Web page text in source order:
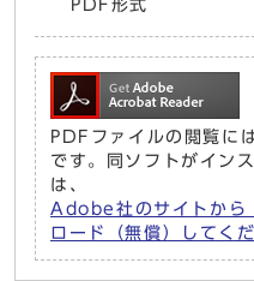
PDF形式
PDFファイルの閲覧
です。同ソフトがイン
は、
Adobe社のサイトか
ロード（無償）してくだ